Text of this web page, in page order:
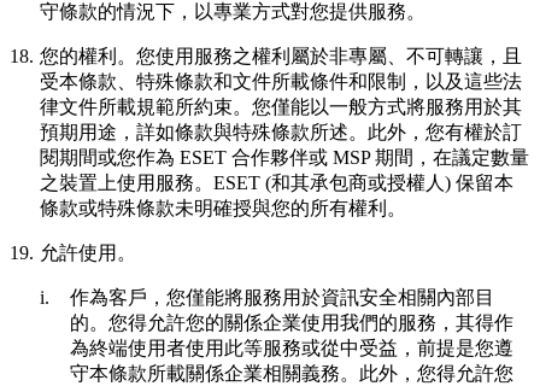
守條款的情況下，以專業方式對您提供服務。
18. 您的權利。 您使用服務之權利屬於非專屬、不可轉讓，且
受本條款、特殊條款和文件所載條件和限制，以及這些法
律文件所載規範所約束。您僅能以一般方式將服務用於其
預期用途，詳如條款與特殊條款所述。此外，您有權於訂
閱期間或您作為 ESET 合作夥伴或 MSP 期間，在議定數量
之裝置上使用服務。ESET (和其承包商或授權人) 保留本
條款或特殊條款未明確授與您的所有權利。
19. 允許使用。
i.
作為客戶，您僅能將服務用於資訊安全相關內部目
的。您得允許您的關係企業使用我們的服務，其得作
為終端使用者使用此等服務或從中受益，前提是您遵
守本條款所載關係企業相關義務。此外，您得允許您